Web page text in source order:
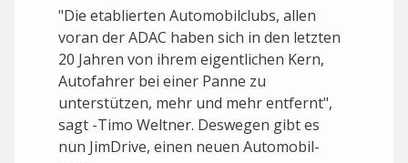
"Die etablierten Automobilclubs, allen
voran der ADAC haben sich in den letzten
20 Jahren von ihrem eigentlichen Kern,
Autofahrer bei einer Panne zu
unterstützen, mehr und mehr entfernt",
sagt -Timo Weltner. Deswegen gibt es
nun JimDrive, einen neuen Automobil-